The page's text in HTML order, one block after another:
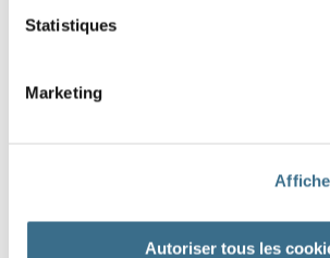
Statistiques
Marketing
Autoriser tous les